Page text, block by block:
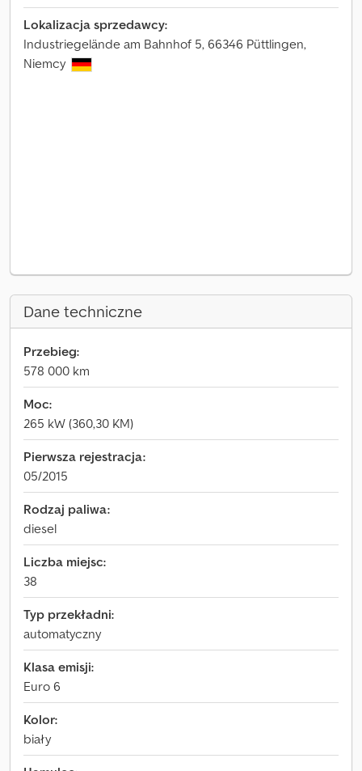
Lokalizacja sprzedawcy:
Industriegelände am Bahnhof 5, 66346 Püttlingen,
Niemcy
Dane techniczne
Przebieg:
578 000 km
Moc:
265 kW (360,30 KM)
Pierwsza rejestracja:
05/2015
Rodzaj paliwa:
diesel
Liczba miejsc:
38
Typ przekładni:
automatyczny
Klasa emisji:
Euro 6
Kolor:
biały